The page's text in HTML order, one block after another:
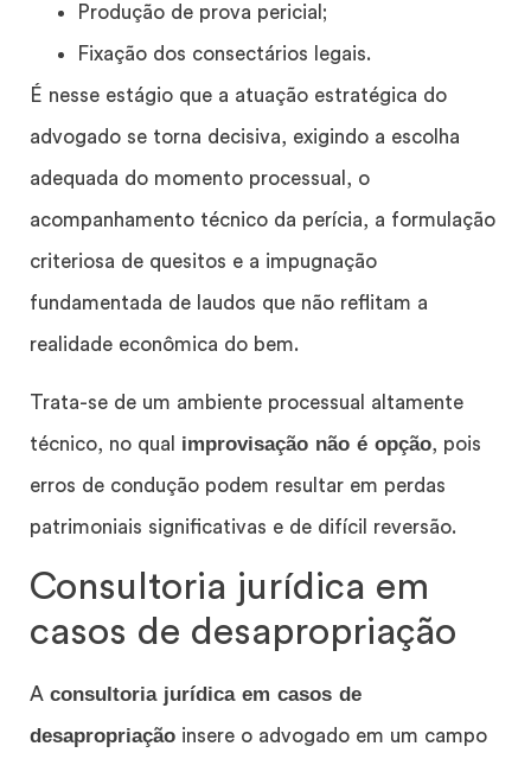
Produção de prova pericial;
Fixação dos consectários legais.
É nesse estágio que a atuação estratégica do
advogado se torna decisiva, exigindo a escolha
adequada do momento processual, o
acompanhamento técnico da perícia, a formulação
criteriosa de quesitos e a impugnação
fundamentada de laudos que não reflitam a
realidade econômica do bem.
Trata-se de um ambiente processual altamente
técnico, no qual improvisação não é opção, pois
erros de condução podem resultar em perdas
patrimoniais significativas e de difícil reversão.
Consultoria jurídica em
casos de desapropriação
A consultoria jurídica em casos de
desapropriação insere o advogado em um campo